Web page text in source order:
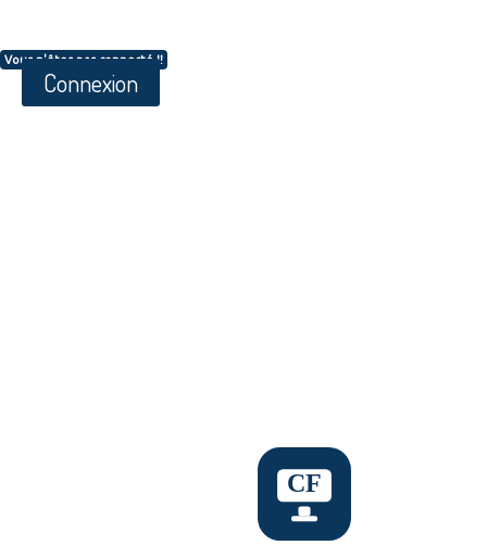
Vous n'êtes pas connecté !!
Connexion